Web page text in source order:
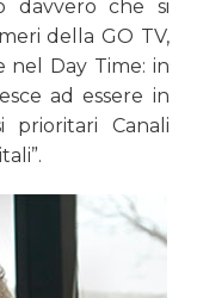
davvero che si
della GO TV,
nel Day Time: in
ad essere in
prioritari Canali